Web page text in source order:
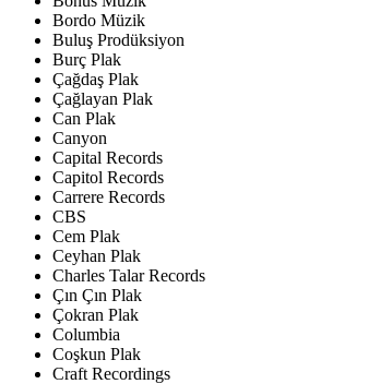
Bordo Müzik
Buluş Prodüksiyon
Burç Plak
Çağdaş Plak
Çağlayan Plak
Can Plak
Canyon
Capital Records
Capitol Records
Carrere Records
CBS
Cem Plak
Ceyhan Plak
Charles Talar Records
Çın Çın Plak
Çokran Plak
Columbia
Coşkun Plak
Craft Recordings